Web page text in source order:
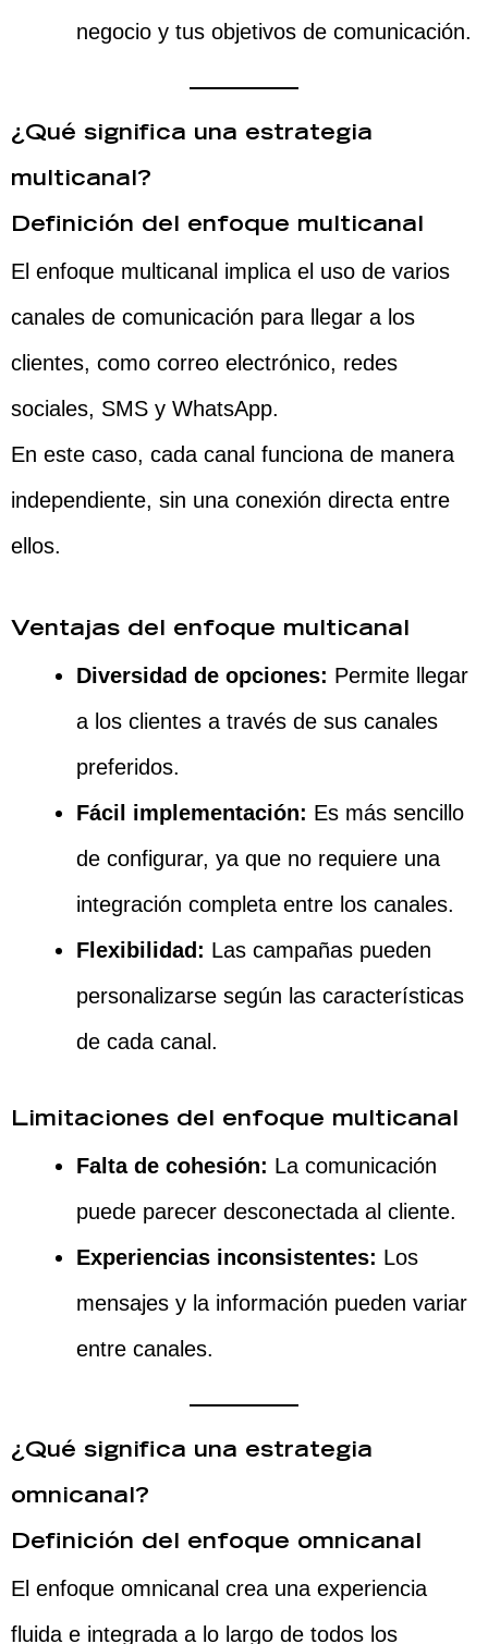
negocio y tus objetivos de comunicación.
¿Qué significa una estrategia
multicanal?
Definición del enfoque multicanal
El enfoque multicanal implica el uso de varios
canales de comunicación para llegar a los
clientes, como correo electrónico, redes
sociales, SMS y WhatsApp.
En este caso, cada canal funciona de manera
independiente, sin una conexión directa entre
ellos.
Ventajas del enfoque multicanal
Diversidad de opciones: Permite llegar
a los clientes a través de sus canales
preferidos.
Fácil implementación: Es más sencillo
de configurar, ya que no requiere una
integración completa entre los canales.
Flexibilidad: Las campañas pueden
personalizarse según las características
de cada canal.
Limitaciones del enfoque multicanal
Falta de cohesión: La comunicación
puede parecer desconectada al cliente.
Experiencias inconsistentes: Los
mensajes y la información pueden variar
entre canales.
¿Qué significa una estrategia
omnicanal?
Definición del enfoque omnicanal
El enfoque omnicanal crea una experiencia
fluida e integrada a lo largo de todos los